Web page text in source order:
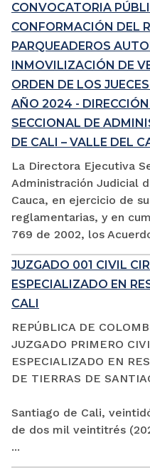
CONVOCATORIA
CONFORMACIÓN DEL
PARQUEADEROS
INMOVILIZACIÓN DE
ORDEN DE LOS
AÑO 2024 -
SECCIONAL DE
DE CALI – VALLE DEL
La Directora Ejecutiva
Administración Judicial
Cauca, en ejercicio de
reglamentarias, y en
769 de 2002, los
JUZGADO 001 CIVIL
ESPECIALIZADO EN
CALI
REPÚBLICA DE
JUZGADO PRIMERO
ESPECIALIZADO EN
DE TIERRAS DE
Santiago de Cali,
de dos mil veintitrés
...